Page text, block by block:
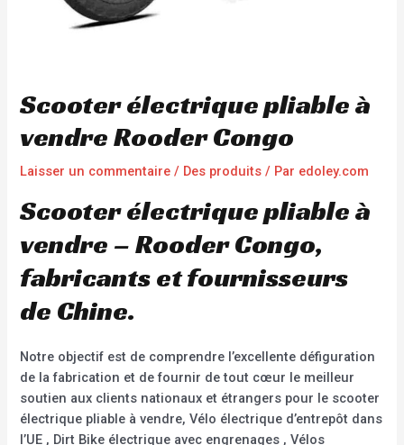
Scooter électrique pliable à
vendre Rooder Congo
Laisser un commentaire / Des produits / Par edoley.com
Scooter électrique pliable à
vendre – Rooder Congo,
fabricants et fournisseurs
de Chine.
Notre objectif est de comprendre l’excellente défiguration
de la fabrication et de fournir de tout cœur le meilleur
soutien aux clients nationaux et étrangers pour le scooter
électrique pliable à vendre, Vélo électrique d’entrepôt dans
l’UE , Dirt Bike électrique avec engrenages , Vélos